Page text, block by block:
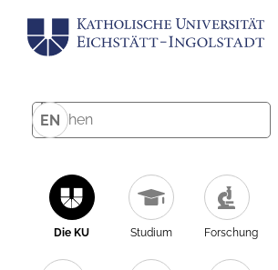
EN
Die KU Studium Forschung